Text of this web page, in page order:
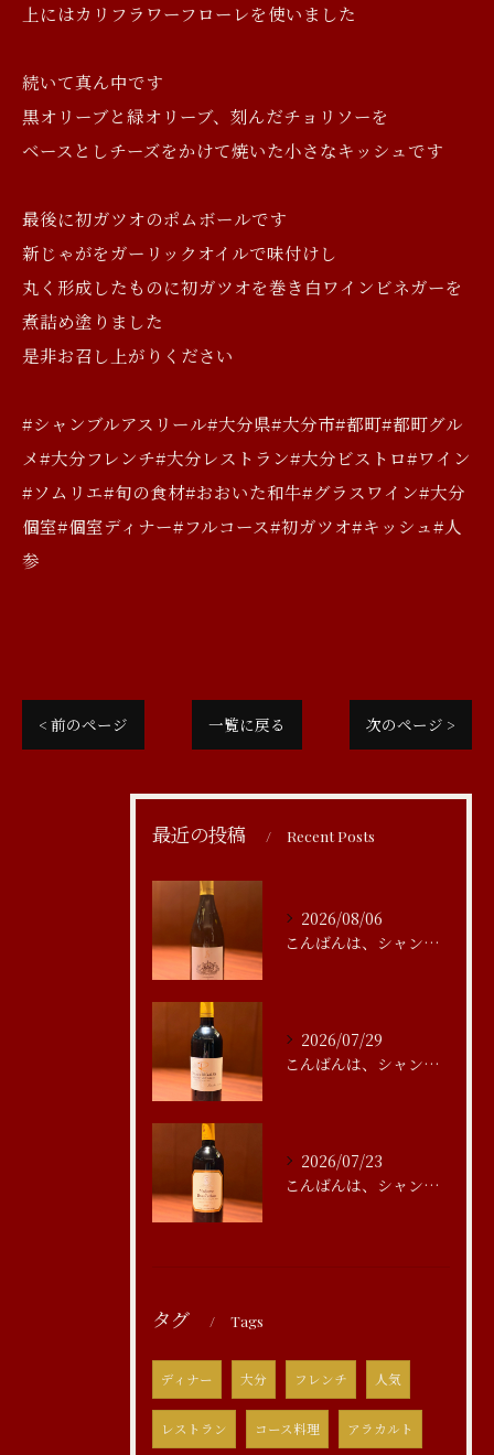
上にはカリフラワーフローレを使いました
続いて真ん中です
黒オリーブと緑オリーブ、刻んだチョリソーを
ベースとしチーズをかけて焼いた小さなキッシュです
最後に初ガツオのポムボールです
新じゃがをガーリックオイルで味付けし
丸く形成したものに初ガツオを巻き白ワインビネガーを
煮詰め塗りました
是非お召し上がりください
#シャンブルアスリール#大分県#大分市#都町#都町グル
メ#大分フレンチ#大分レストラン#大分ビストロ#ワイン
#ソムリエ#旬の食材#おおいた和牛#グラスワイン#大分
個室#個室ディナー#フルコース#初ガツオ#キッシュ#人
参
< 前のページ 一覧に戻る 次のページ >
最近の投稿 Recent Posts
2026/08/06
こんばんは、シャンブルアスリール清水です
2026/07/29
こんばんは、シャンブルアスリール清水です
2026/07/23
こんばんは、シャンブルアスリール清水です
タグ Tags
ディナー 大分 フレンチ 人気
レストラン コース料理 アラカルト